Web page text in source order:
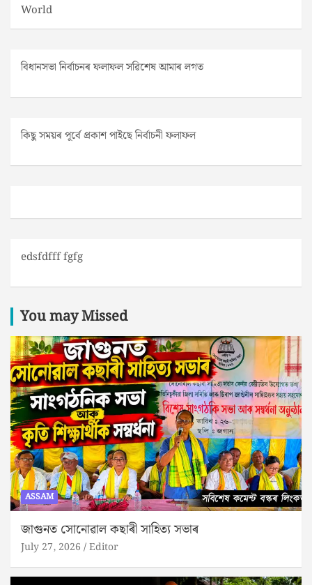
World
বিধানসভা নিৰ্বাচনৰ ফলাফল সৱিশেষ আমাৰ লগত
কিছু সময়ৰ পূৰ্বে প্ৰকাশ পাইছে নিৰ্বাচনী ফলাফল
edsfdfff fgfg
You may Missed
ASSAM
জাগুনত সোনোৱাল কছাৰী সাহিত্য সভাৰ
July 27, 2026 Editor